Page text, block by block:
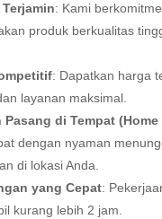
: Kami
produk berkualitas
: Dapatkan harga
layanan maksimal.
Pasang di Tempat (Home
dengan nyaman
di lokasi Anda.
yang Cepat:
kurang lebih 2 jam.